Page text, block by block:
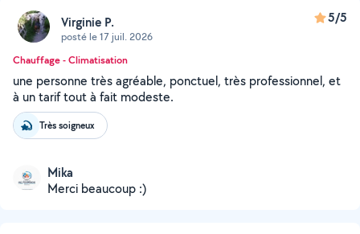
Virginie P.
posté le 17 juil. 2026
5/5
Chauffage - Climatisation
une personne très agréable, ponctuel, très professionnel, et
à un tarif tout à fait modeste.
Très soigneux
Mika
Merci beaucoup :)